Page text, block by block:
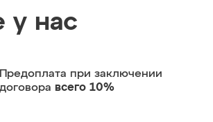
у нас
Предоплата при заключении
договора всего 10%